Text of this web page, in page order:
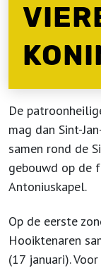
De
mag dan Sint-
samen rond de
gebouwd op de
Antoniuskapel.
Op de eerste
Hooiktenaren
(17 januari).